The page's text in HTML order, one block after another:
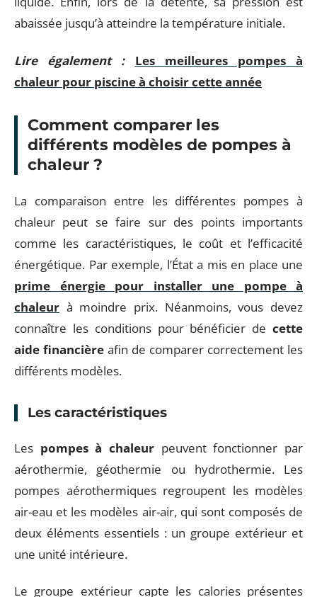
abaissée jusqu’à atteindre la température initiale.
Lire également :
Les meilleures pompes à
chaleur pour piscine à choisir cette année
Comment comparer les
différents modèles de pompes à
chaleur ?
La comparaison entre les différentes pompes à
chaleur peut se faire sur des points importants
comme les caractéristiques, le coût et l’efficacité
énergétique. Par exemple, l’État a mis en place une
prime énergie pour installer une pompe à
chaleur à moindre prix. Néanmoins, vous devez
connaître les conditions pour bénéficier de cette
aide financière afin de comparer correctement les
différents modèles.
Les caractéristiques
Les pompes à chaleur peuvent fonctionner par
aérothermie, géothermie ou hydrothermie. Les
pompes aérothermiques regroupent les modèles
air-eau et les modèles air-air, qui sont composés de
deux éléments essentiels : un groupe extérieur et
une unité intérieure.
Le groupe extérieur capte les calories présentes